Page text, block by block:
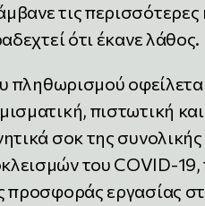
τις περισσότερες
ότι έκανε λάθος.
πληθωρισμού
πιστωτική
σοκ της
του COVID-
προσφοράς εργασίας